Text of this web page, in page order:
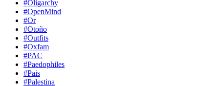
#Oligarchy
#OpenMind
#Or
#Otoño
#Outfits
#Oxfam
#PAC
#Paedophiles
#Pais
#Palestina